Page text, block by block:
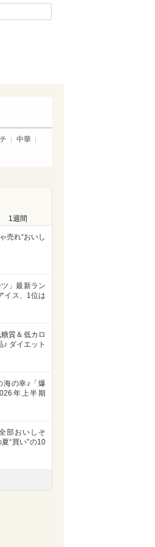
中華
1週間
売れ“おいし
」最新ラン
イス、1位は
質＆低カロ
♪ ダイエット
海の幸♪「爆
年上半期
部おいしそ
“買い”の10